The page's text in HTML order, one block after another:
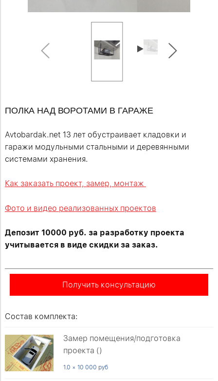
ПОЛКА НАД ВОРОТАМИ В ГАРАЖЕ
Avtobardak.net 13 лет обустраивает кладовки и
гаражи модульными стальными и деревянными
системами хранения.
Как заказать проект, замер, монтаж
Фото и видео реализованных проектов
Депозит 10000 руб. за разработку проекта
учитывается в виде скидки за заказ.
Получить консультацию
Состав комплекта:
Замер помещения/подготовка
проекта ()
1.0 × 10 000 руб